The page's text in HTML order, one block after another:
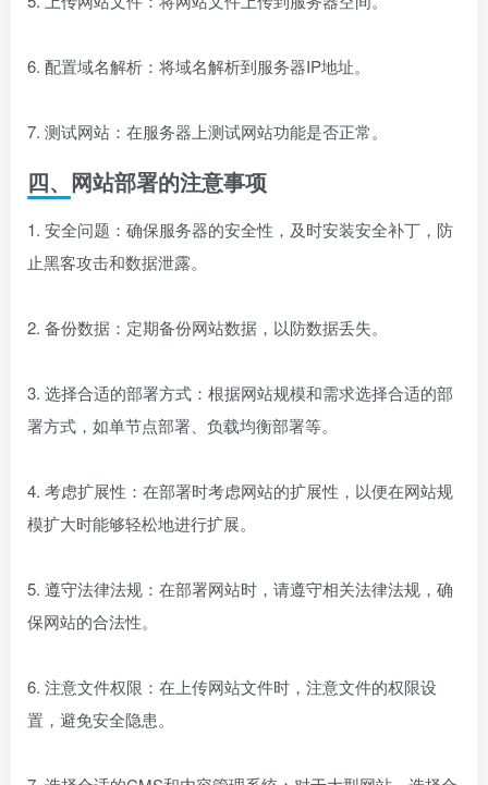
5. 上传网站文件：将网站文件上传到服务器空间。
6. 配置域名解析：将域名解析到服务器IP地址。
7. 测试网站：在服务器上测试网站功能是否正常。
四、网站部署的注意事项
1. 安全问题：确保服务器的安全性，及时安装安全补丁，防
止黑客攻击和数据泄露。
2. 备份数据：定期备份网站数据，以防数据丢失。
3. 选择合适的部署方式：根据网站规模和需求选择合适的部
署方式，如单节点部署、负载均衡部署等。
4. 考虑扩展性：在部署时考虑网站的扩展性，以便在网站规
模扩大时能够轻松地进行扩展。
5. 遵守法律法规：在部署网站时，请遵守相关法律法规，确
保网站的合法性。
6. 注意文件权限：在上传网站文件时，注意文件的权限设
置，避免安全隐患。